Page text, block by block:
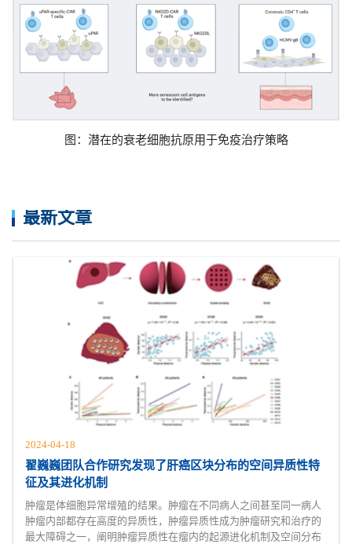
图：潜在的衰老细胞抗原用于免疫治疗策略
最新文章
2024-04-18
翟巍巍团队合作研究发现了肝癌区块分布的空间异质性特
征及其进化机制
肿瘤是体细胞异常增殖的结果。肿瘤在不同病人之间甚至同一病人
肿瘤内部都存在高度的异质性，肿瘤异质性成为肿瘤研究和治疗的
最大障碍之一，阐明肿瘤异质性在瘤内的起源进化机制及空间分布